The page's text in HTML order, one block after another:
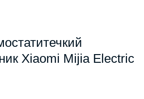
Xiaomi Mijia Electric